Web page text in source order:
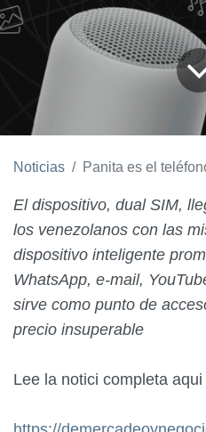
Noticias Panita es el teléfono
El dispositivo, dual SIM,
los venezolanos con las
dispositivo inteligente
WhatsApp, e-mail,
sirve como punto de
precio insuperable
Lee la notici completa aqui